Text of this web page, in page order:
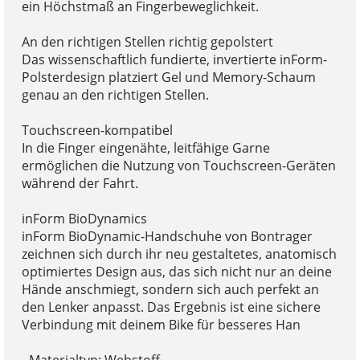
ein Höchstmaß an Fingerbeweglichkeit.
An den richtigen Stellen richtig gepolstert
Das wissenschaftlich fundierte, invertierte inForm-
Polsterdesign platziert Gel und Memory-Schaum
genau an den richtigen Stellen.
Touchscreen-kompatibel
In die Finger eingenähte, leitfähige Garne
ermöglichen die Nutzung von Touchscreen-Geräten
während der Fahrt.
inForm BioDynamics
inForm BioDynamic-Handschuhe von Bontrager
zeichnen sich durch ihr neu gestaltetes, anatomisch
optimiertes Design aus, das sich nicht nur an deine
Hände anschmiegt, sondern sich auch perfekt an
den Lenker anpasst. Das Ergebnis ist eine sichere
Verbindung mit deinem Bike für besseres Han